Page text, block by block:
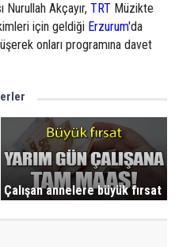
Nurullah Akçayır, TRT Müzikte
için geldiği Erzurum'da
onları programına davet
Çalışan annelere büyük fırsat